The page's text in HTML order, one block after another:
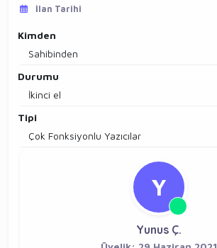
İlan Tarihi
Kimden
Sahibinden
Durumu
İkinci el
Tipi
Çok Fonksiyonlu Yazıcılar
Y
Yunus Ç.